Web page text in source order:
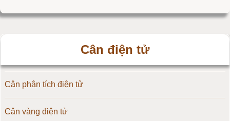
Cân điện tử
Cân phân tích điện tử
Cân vàng điện tử